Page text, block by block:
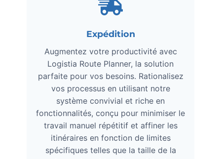
Expédition
Augmentez votre productivité avec
Logistia Route Planner, la solution
parfaite pour vos besoins. Rationalisez
vos processus en utilisant notre
système convivial et riche en
fonctionnalités, conçu pour minimiser le
travail manuel répétitif et affiner les
itinéraires en fonction de limites
spécifiques telles que la taille de la